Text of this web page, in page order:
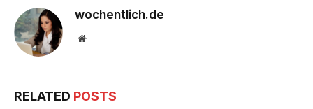
wochentlich.de
Website
RELATED POSTS